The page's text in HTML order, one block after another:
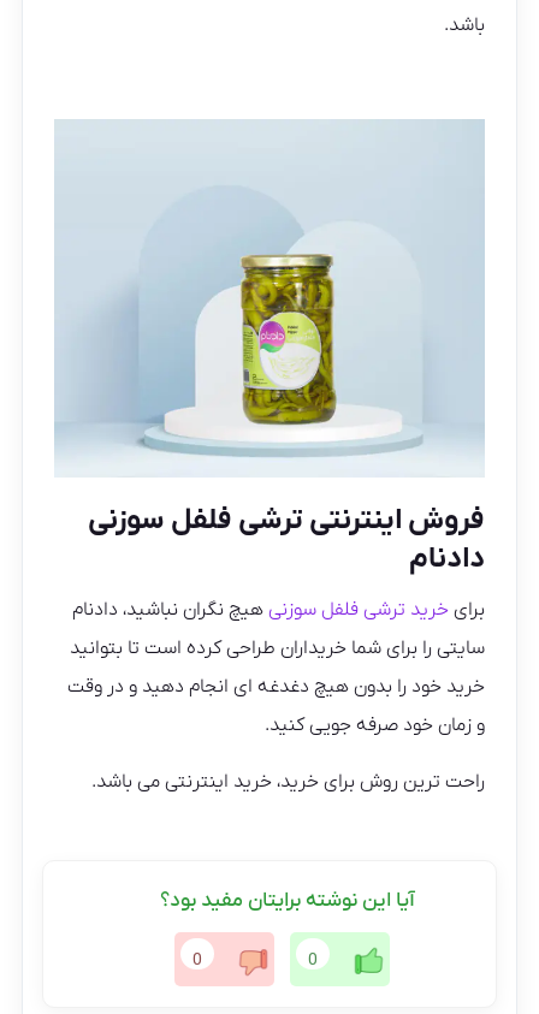
باشد.
فروش اینترنتی ترشی فلفل سوزنی
دادنام
برایخرید ترشی فلفل سوزنی هیچ نگران نباشید، دادنام
سایتی را برای شما خریداران طراحی کرده است تا بتوانید
خرید خود را بدون هیچ دغدغه ای انجام دهید و در وقت
و زمان خود صرفه جویی کنید.
راحت ترین روش برای خرید، خرید اینترنتی می باشد.
آیا این نوشته برایتان مفید بود؟
0
0